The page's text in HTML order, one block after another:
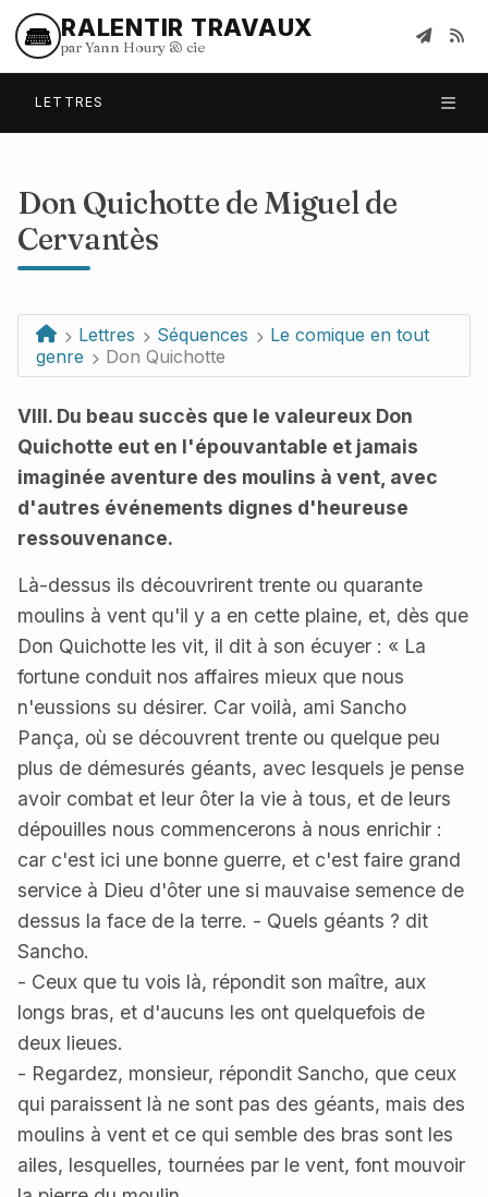
RALENTIR TRAVAUX
par Yann Houry & cie
LETTRES
Don Quichotte de Miguel de
Cervantès
Lettres Séquences
Le comique en tout
genre
Don Quichotte
VIII. Du beau succès que le valeureux Don
Quichotte eut en l'épouvantable et jamais
imaginée aventure des moulins à vent, avec
d'autres événements dignes d'heureuse
ressouvenance.
Là-dessus ils découvrirent trente ou quarante
moulins à vent qu'il y a en cette plaine, et, dès que
Don Quichotte les vit, il dit à son écuyer : « La
fortune conduit nos affaires mieux que nous
n'eussions su désirer. Car voilà, ami Sancho
Pança, où se découvrent trente ou quelque peu
plus de démesurés géants, avec lesquels je pense
avoir combat et leur ôter la vie à tous, et de leurs
dépouilles nous commencerons à nous enrichir :
car c'est ici une bonne guerre, et c'est faire grand
service à Dieu d'ôter une si mauvaise semence de
dessus la face de la terre. - Quels géants ? dit
Sancho.
- Ceux que tu vois là, répondit son maître, aux
longs bras, et d'aucuns les ont quelquefois de
deux lieues.
- Regardez, monsieur, répondit Sancho, que ceux
qui paraissent là ne sont pas des géants, mais des
moulins à vent et ce qui semble des bras sont les
ailes, lesquelles, tournées par le vent, font mouvoir